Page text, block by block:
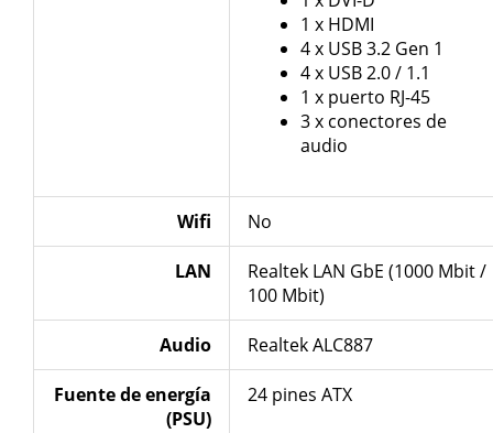
1 x HDMI
4 x USB 3.2 Gen 1
4 x USB 2.0 / 1.1
1 x puerto RJ-45
3 x conectores de
audio
Wifi No
LAN
Realtek LAN GbE (1000 Mbit /
100 Mbit)
Audio Realtek ALC887
Fuente de energía
(PSU)
24 pines ATX